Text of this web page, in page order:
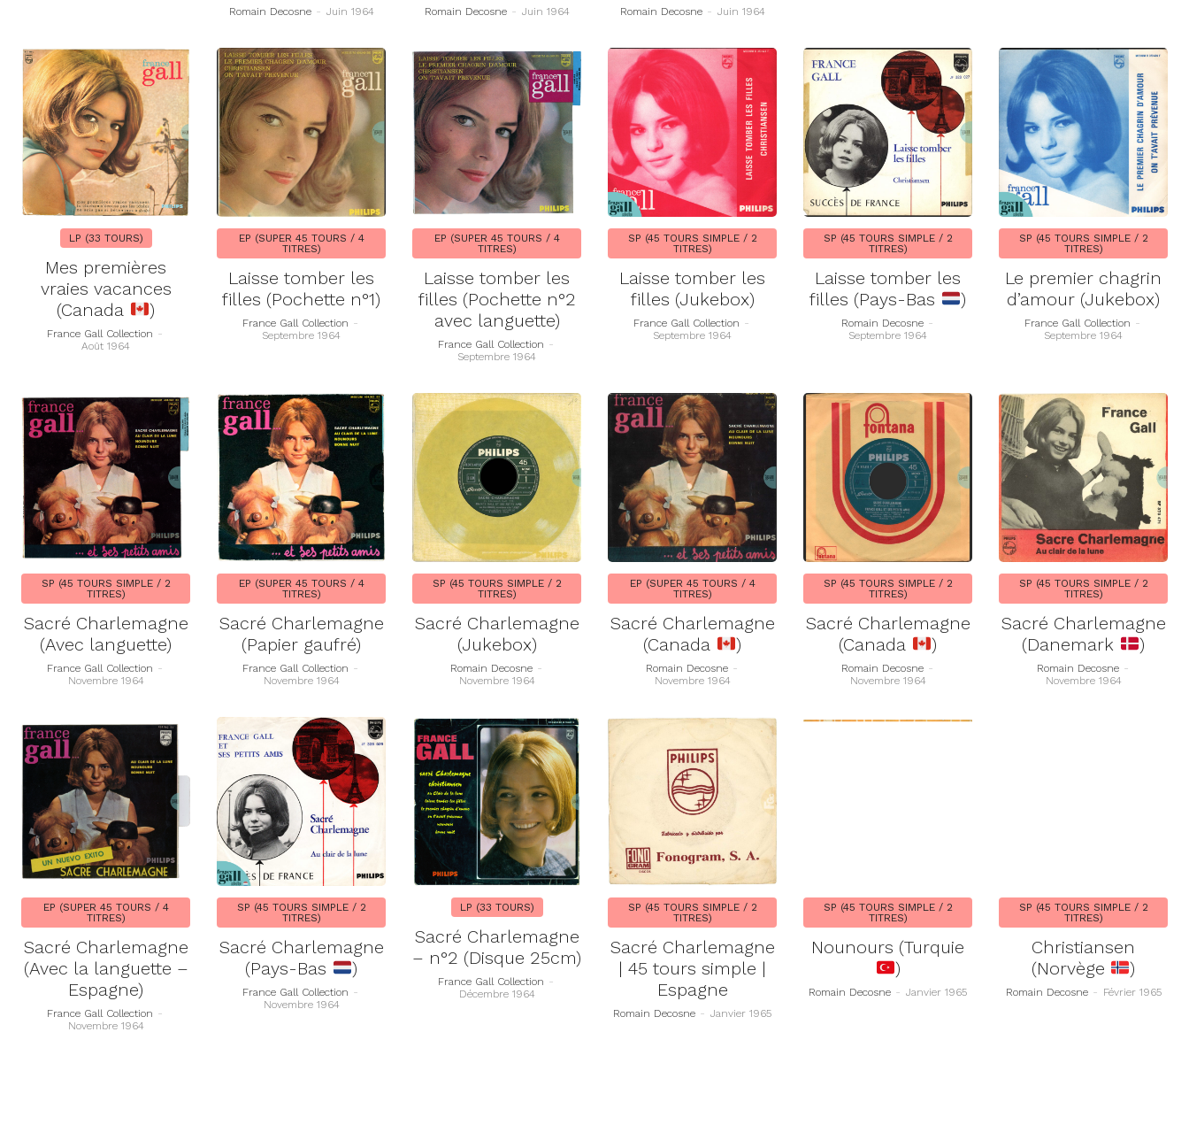
Romain Decosne - Juin 1964 Romain Decosne - Juin 1964 Romain Decosne - Juin 1964
LP (33 TOURS)
Mes premières
vraies vacances
(Canada
)
France Gall Collection -
Août 1964
EP (SUPER 45 TOURS / 4
TITRES)
Laisse tomber les
filles (Pochette n°1)
France Gall Collection -
Septembre 1964
EP (SUPER 45 TOURS / 4
TITRES)
Laisse tomber les
filles (Pochette n°2
avec languette)
France Gall Collection -
Septembre 1964
SP (45 TOURS SIMPLE / 2
TITRES)
Laisse tomber les
filles (Jukebox)
France Gall Collection -
Septembre 1964
SP (45 TOURS SIMPLE / 2
TITRES)
Laisse tomber les
filles (Pays-Bas
)
Romain Decosne -
Septembre 1964
SP (45 TOURS SIMPLE / 2
TITRES)
Le premier chagrin
d’amour (Jukebox)
France Gall Collection -
Septembre 1964
SP (45 TOURS SIMPLE / 2
TITRES)
Sacré Charlemagne
(Avec languette)
France Gall Collection -
Novembre 1964
EP (SUPER 45 TOURS / 4
TITRES)
Sacré Charlemagne
(Papier gaufré)
France Gall Collection -
Novembre 1964
SP (45 TOURS SIMPLE / 2
TITRES)
Sacré Charlemagne
(Jukebox)
Romain Decosne -
Novembre 1964
EP (SUPER 45 TOURS / 4
TITRES)
Sacré Charlemagne
(Canada
)
Romain Decosne -
Novembre 1964
SP (45 TOURS SIMPLE / 2
TITRES)
Sacré Charlemagne
(Canada
)
Romain Decosne -
Novembre 1964
SP (45 TOURS SIMPLE / 2
TITRES)
Sacré Charlemagne
(Danemark
)
Romain Decosne -
Novembre 1964
EP (SUPER 45 TOURS / 4
TITRES)
Sacré Charlemagne
(Avec la languette –
Espagne)
France Gall Collection -
Novembre 1964
SP (45 TOURS SIMPLE / 2
TITRES)
Sacré Charlemagne
(Pays-Bas
)
France Gall Collection -
Novembre 1964
LP (33 TOURS)
Sacré Charlemagne
– n°2 (Disque 25cm)
France Gall Collection -
Décembre 1964
SP (45 TOURS SIMPLE / 2
TITRES)
Sacré Charlemagne
| 45 tours simple |
Espagne
Romain Decosne - Janvier 1965
SP (45 TOURS SIMPLE / 2
TITRES)
Nounours (Turquie
)
Romain Decosne - Janvier 1965
SP (45 TOURS SIMPLE / 2
TITRES)
Christiansen
(Norvège
)
Romain Decosne - Février 1965